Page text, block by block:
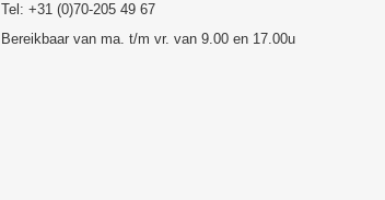
Tel: +31 (0)70-205 49 67
Bereikbaar van ma. t/m vr. van 9.00 en 17.00u